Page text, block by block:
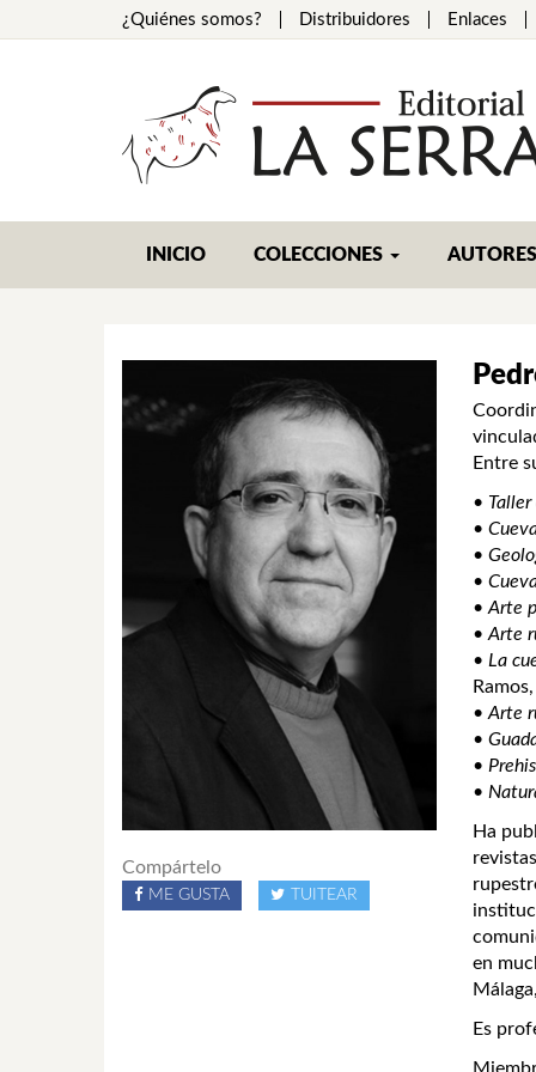
¿Quiénes somos? Distribuidores Enlaces
INICIO COLECCIONES AUTORES
Compártelo
ME GUSTA TUITEAR
Entre
•
•
•
•
• Arte
• Arte
• La
• Arte
•
•
•
Ha
en
Es